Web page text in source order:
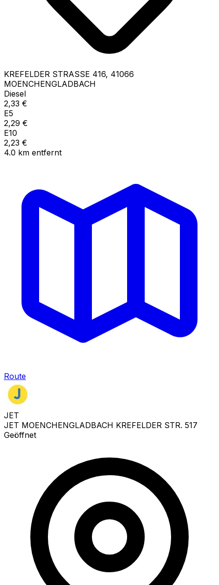
KREFELDER STRASSE 416, 41066
MOENCHENGLADBACH
Diesel
2,33 €
E5
2,29 €
E10
2,23 €
4.0 km entfernt
Route
JET
JET MOENCHENGLADBACH KREFELDER STR. 517
Geöffnet